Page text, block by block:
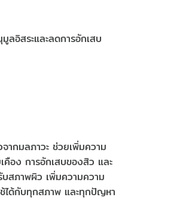
อิสระและลดการอักเสบ
กมลภาวะ ช่วยเพิ่มความ
คือง การอักเสบของสิว และ
สภาพผิว เพิ่มความความ
ได้กับทุกสภาพ และทุกปัญหา